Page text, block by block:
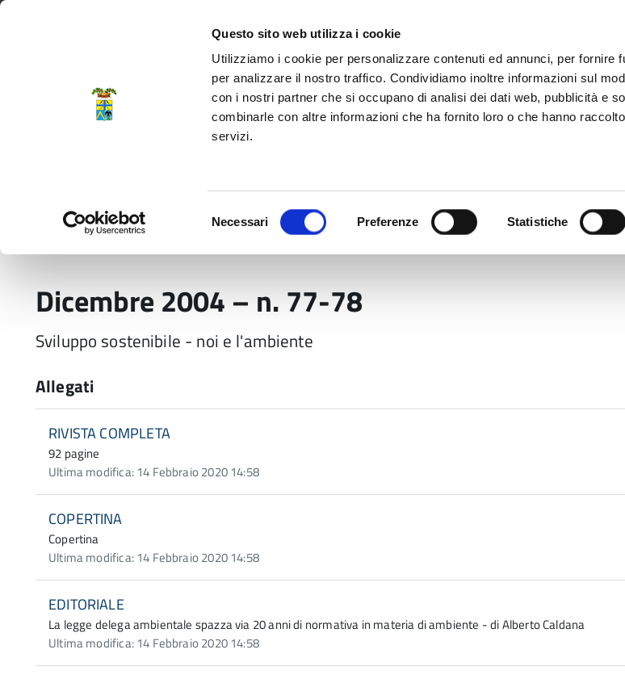
Questo sito web utilizza i cookie
Utilizziamo i cookie per personalizzare contenuti ed annunci, per fornire
per analizzare il nostro traffico. Condividiamo inoltre informazioni sul
con i nostri partner che si occupano di analisi dei dati web, pubblicità e
combinarle con altre informazioni che ha fornito loro o che hanno
servizi.
Necessari Preferenze Statistiche
Provincia di Modena
Dicembre 2004 – n. 77-78
Sviluppo sostenibile - noi e l'ambiente
Allegati
RIVISTA COMPLETA
92 pagine
Ultima modifica: 14 Febbraio 2020 14:58
COPERTINA
Copertina
Ultima modifica: 14 Febbraio 2020 14:58
EDITORIALE
La legge delega ambientale spazza via 20 anni di normativa in materia di ambiente - di Alberto Caldana
Ultima modifica: 14 Febbraio 2020 14:58